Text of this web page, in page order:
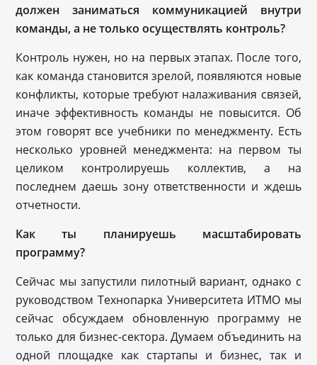
должен заниматься коммуникацией внутри
команды, а не только осуществлять контроль?
Контроль нужен, но на первых этапах. После того,
как команда становится зрелой, появляются новые
конфликты, которые требуют налаживания связей,
иначе эффективность команды не повысится. Об
этом говорят все учебники по менеджменту. Есть
несколько уровней менеджмента: на первом ты
целиком контролируешь коллектив, а на
последнем даешь зону ответственности и ждешь
отчетности.
Как ты планируешь масштабировать
программу?
Сейчас мы запустили пилотный вариант, однако с
руководством Технопарка Университета ИТМО мы
сейчас обсуждаем обновленную программу не
только для бизнес-сектора. Думаем объединить на
одной площадке как стартапы и бизнес, так и